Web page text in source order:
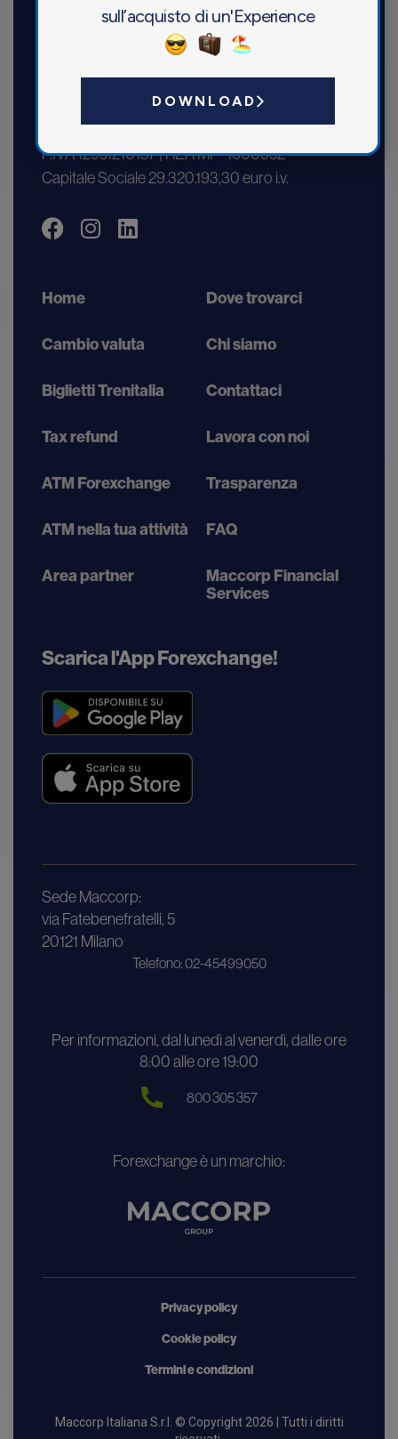
Maccorp Italiana S.r.l.
Via Fatebenefratelli, 5 – 20121 Milano
P.IVA 12951210157 | REA MI – 1600952
Capitale Sociale 29.320.193,30 euro i.v.
Home
Cambio valuta
Biglietti Trenitalia
Tax refund
ATM Forexchange
ATM nella tua attività
Area partner
Dove trovarci
Chi siamo
Contattaci
Lavora con noi
Trasparenza
FAQ
Maccorp Financial
Services
Scarica l'App Forexchange!
Sede Maccorp:
via Fatebenefratelli, 5
20121 Milano
Telefono: 02-45499050
Per informazioni, dal lunedì al venerdì, dalle ore
8:00 alle ore 19:00
800 305 357
Forexchange è un marchio:
Maccorp Italiana S.r.l. © Copyright 2026 | Tutti i diritti
Privacy policy
Cookie policy
Termini e condizioni
sull’acquisto di un'Experience
DOWNLOAD